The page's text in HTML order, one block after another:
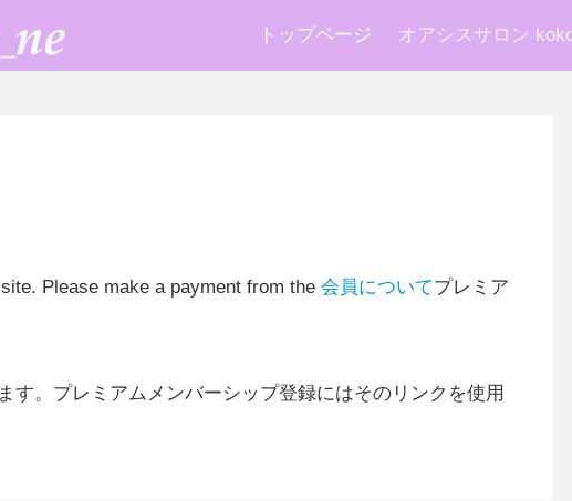
トップページ オアシスサロン
Please make a payment from the 会員についてプレミア
す。プレミアムメンバーシップ登録にはそのリンクを使用